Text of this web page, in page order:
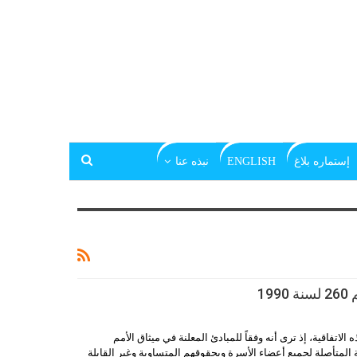
إستماره بلاغ ENGLISH نبذه عنا
إذ ترى أنه وفقاً للمبادئ المعلنة في ميثاق الأمم
لجميع أعضاء الأسرة وبحقوقهم المتساوية وغير القابلة